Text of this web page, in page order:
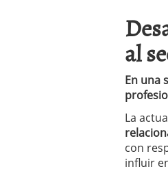
al
En una
La
con
influir